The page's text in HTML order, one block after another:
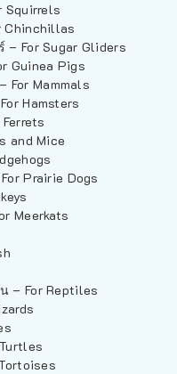
Squirrels
Chinchillas
– For Sugar Gliders
Guinea Pigs
For Mammals
Hamsters
and Mice
Prairie Dogs
Meerkats
– For Reptiles